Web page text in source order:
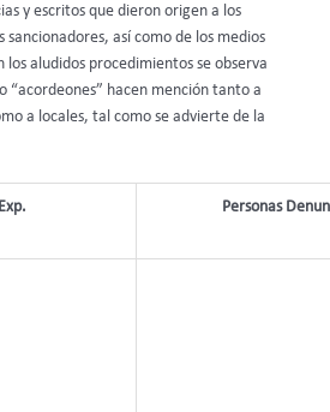
y escritos que dieron origen a los
sancionadores, así como de los medios
los aludidos procedimientos se observa
“acordeones” hacen mención tanto a
a locales, tal como se advierte de la
Exp. Personas